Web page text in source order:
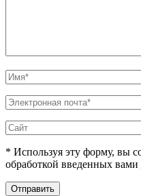
* Используя эту форму, вы
обработкой введенных